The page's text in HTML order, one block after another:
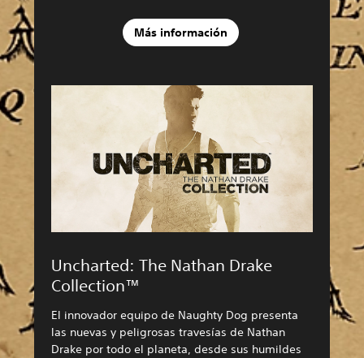
Más información
Uncharted: The Nathan Drake
Collection™
El innovador equipo de Naughty Dog presenta
las nuevas y peligrosas travesías de Nathan
Drake por todo el planeta, desde sus humildes